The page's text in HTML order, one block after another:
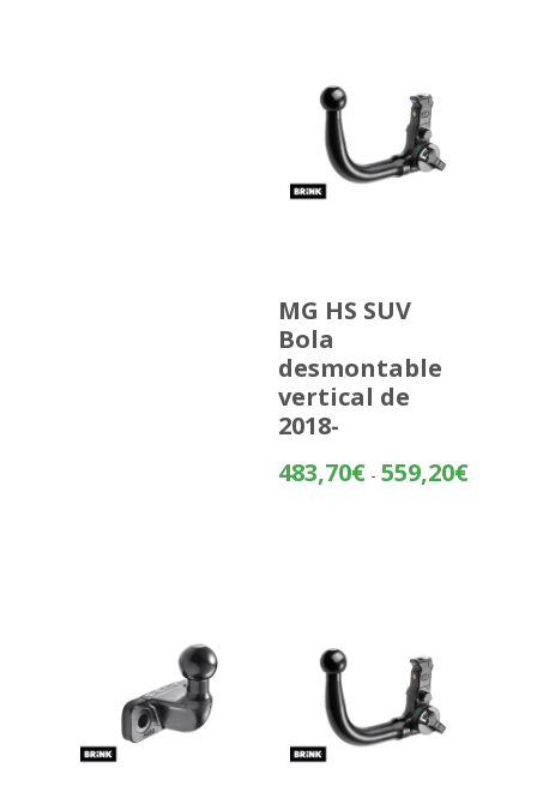
MG HS SUV
Bola
desmontable
vertical de
2018-
483,70€ - 559,20€Rango